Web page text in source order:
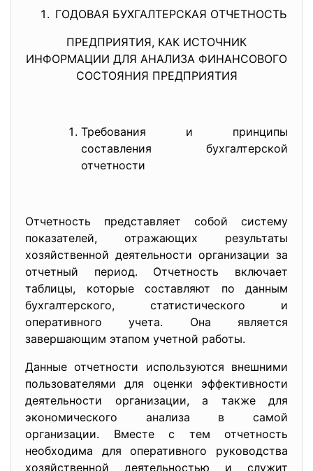
ГОДОВАЯ БУХГАЛТЕРСКАЯ ОТЧЕТНОСТЬ
ПРЕДПРИЯТИЯ, КАК ИСТОЧНИК
ИНФОРМАЦИИ ДЛЯ АНАЛИЗА ФИНАНСОВОГО
СОСТОЯНИЯ ПРЕДПРИЯТИЯ
Требования и принципы
составления бухгалтерской
отчетности
Отчетность представляет собой систему
показателей, отражающих результаты
хозяйственной деятельности организации за
отчетный период. Отчетность включает
таблицы, которые составляют по данным
бухгалтерского, статистического и
оперативного учета. Она является
завершающим этапом учетной работы.
Данные отчетности используются внешними
пользователями для оценки эффективности
деятельности организации, а также для
экономического анализа в самой
организации. Вместе с тем отчетность
необходима для оперативного руководства
хозяйственной деятельностью и служит